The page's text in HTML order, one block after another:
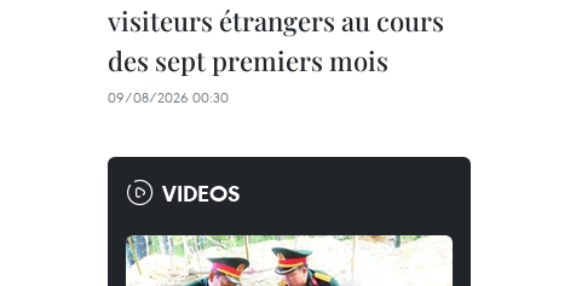
visiteurs étrangers au cours
des sept premiers mois
09/08/2026 00:30
VIDEOS